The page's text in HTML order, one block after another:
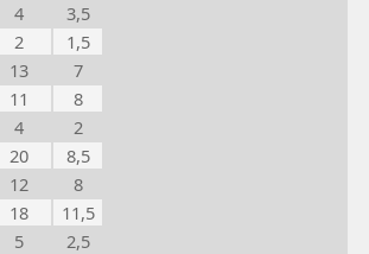
4
3,5
2
1,5
13
7
11
8
4
2
20
8,5
12
8
18
11,5
5
2,5